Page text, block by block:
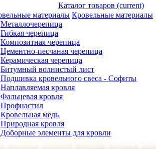
Каталог товаров (current)
Кровельные материалы
Металлочерепица
Гибкая черепица
Композитная черепица
Цементно-песчаная черепица
Керамическая черепица
Битумный волнистый лист
Подшивка кровельного свеса - Софиты
Наплавляемая кровля
Фальцевая кровля
Профнастил
Кровельная медь
Природная кровля
Доборные элементы для кровли